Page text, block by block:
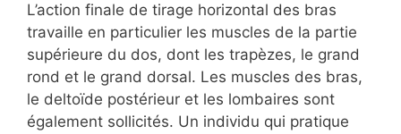
L’action finale de tirage horizontal des bras
travaille en particulier les muscles de la partie
supérieure du dos, dont les trapèzes, le grand
rond et le grand dorsal. Les muscles des bras,
le deltoïde postérieur et les lombaires sont
également sollicités. Un individu qui pratique